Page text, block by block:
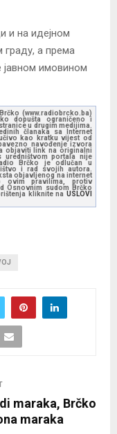
и на идејном
граду, а према
јавном имовином
(www.radiobrcko.ba)
dopušta ograničeno i
u drugim medijima.
članaka sa Internet
kao kratku vijest od
navođenje izvora
objaviti link na originalni
uredništvom portala nije
Brčko je odlučan u
i rad svojih autora.
objavljenog na internet
ovim pravilima, protiv
Osnovnim sudom Brčko
kliknite na USLOVI
maraka, Brčko
maraka